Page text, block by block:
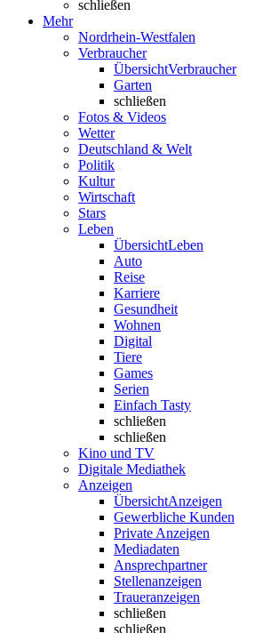
schließen
Mehr
Nordrhein-Westfalen
Verbraucher
ÜbersichtVerbraucher
Garten
schließen
Fotos & Videos
Wetter
Deutschland & Welt
Politik
Kultur
Wirtschaft
Stars
Leben
ÜbersichtLeben
Auto
Reise
Karriere
Gesundheit
Wohnen
Digital
Tiere
Games
Serien
Einfach Tasty
schließen
schließen
Kino und TV
Digitale Mediathek
Anzeigen
ÜbersichtAnzeigen
Gewerbliche Kunden
Private Anzeigen
Mediadaten
Ansprechpartner
Stellenanzeigen
Traueranzeigen
schließen
schließen